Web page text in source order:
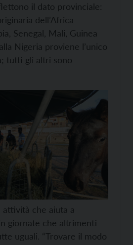
il dato provinciale:
dell’Africa
Senegal, Mali, Guinea
Nigeria proviene l’unico
tutti gli altri sono
che aiuta a
giornate che altrimenti
uguali. “Trovare il modo